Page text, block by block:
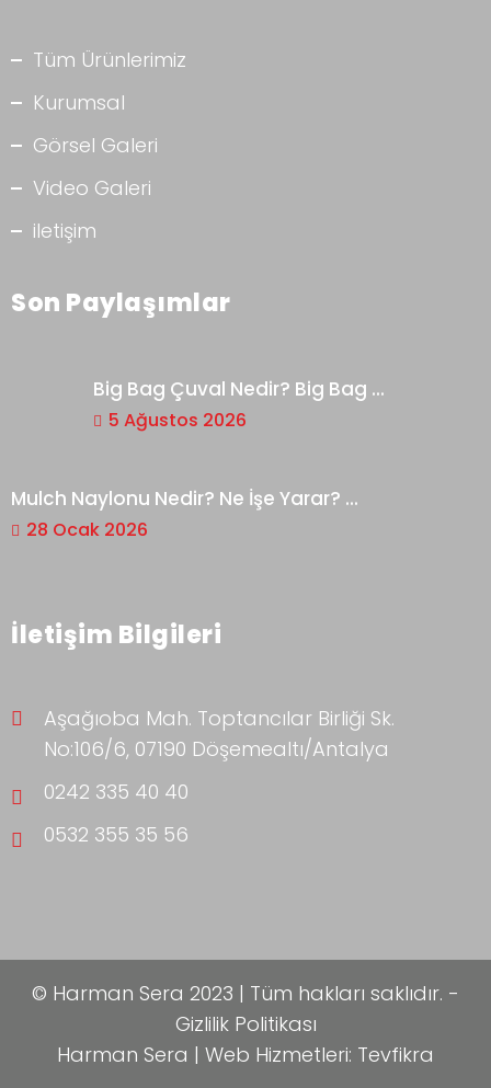
Tüm Ürünlerimiz
Kurumsal
Görsel Galeri
Video Galeri
iletişim
Son Paylaşımlar
Big Bag Çuval Nedir? Big Bag ...
5 Ağustos 2026
Mulch Naylonu Nedir? Ne İşe Yarar? ...
28 Ocak 2026
İletişim Bilgileri
Aşağıoba Mah. Toptancılar Birliği Sk.
No:106/6, 07190 Döşemealtı/Antalya
0242 335 40 40
0532 355 35 56
© Harman Sera 2023 | Tüm hakları saklıdır. -
Gizlilik Politikası
Harman Sera | Web Hizmetleri: Tevfikra